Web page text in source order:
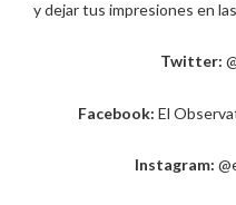
y dejar tus impresiones en
Twitter:
Facebook: El
Instagram: